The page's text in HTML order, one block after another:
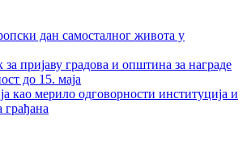
дан самосталног живота у
пријаву градова и општина за награде
до 15. маја
као мерило одговорности институција и
грађана